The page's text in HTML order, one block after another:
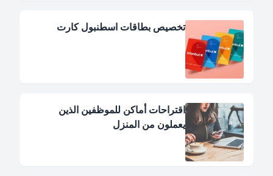
تخصيص بطاقات اسطنبول كارت
اقتراحات أماكن للموظفين الذين
يعملون من المنزل